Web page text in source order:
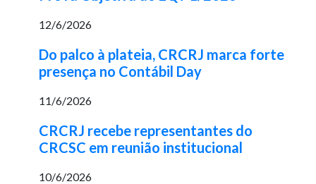
12/6/2026
Do palco à plateia, CRCRJ marca forte
presença no Contábil Day
11/6/2026
CRCRJ recebe representantes do
CRCSC em reunião institucional
10/6/2026